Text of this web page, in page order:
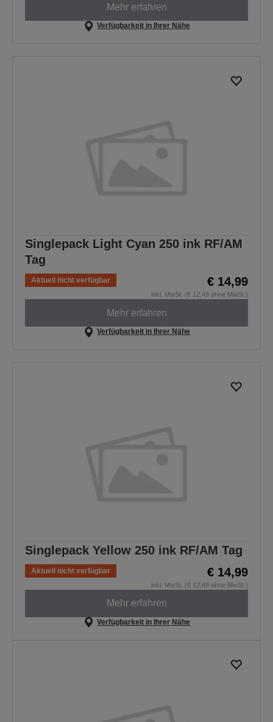
Mehr erfahren
Verfügbarkeit in Ihrer Nähe
Singlepack Light Cyan 250 ink RF/AM
Tag
Aktuell nicht verfügbar € 14,99
inkl. MwSt. (€ 12,49 ohne MwSt.)
Mehr erfahren
Verfügbarkeit in Ihrer Nähe
Singlepack Yellow 250 ink RF/AM Tag
Aktuell nicht verfügbar € 14,99
inkl. MwSt. (€ 12,49 ohne MwSt.)
Mehr erfahren
Verfügbarkeit in Ihrer Nähe